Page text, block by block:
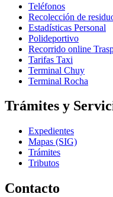
Teléfonos
Recolección de
Estadísticas Personal
Polideportivo
Recorrido online
Tarifas Taxi
Terminal Chuy
Terminal Rocha
Trámites y
Expedientes
Mapas (SIG)
Trámites
Tributos
Contacto